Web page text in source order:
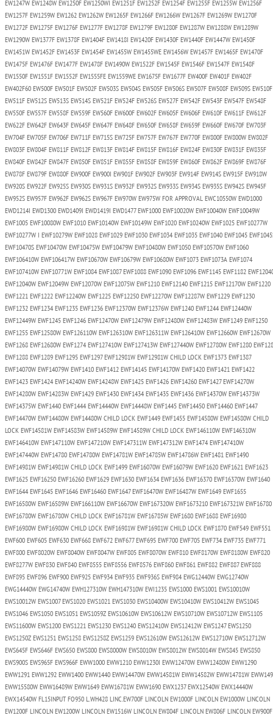
EW1247W EW1248W EW1250F EW1250WI EW1251F EW1252F EW1254F EW1255F EW1255W EW1256F
EW1257F EW1259W EW1262 EW1262W EW1265F EW1266F EW1266W EW1267F EW1269W EW1270F
EW1272F EW1275F EW1276F EW1277F EW1278F EW1279F EW1280F EW1287W EW1288W EW1289W
EW1290W EW1377F EW1378F EW1404F EW1418I EW1420F EW1430F EW1440F EW1447W EW1450F
EW1451W EW1452F EW1453F EW1454F EW1455W EW1455WE EW1456W EW1457F EW1465F EW1470F
EW1475F EW1476F EW1477F EW1478F EW1490W EW1522F EW1545F EW1546F EW1547F EW1548F
EW1550F EW1551F EW1552F EW1555FE EW1559WE EW1675F EW1677F EW400F EW401F EW402F
EW402F60 EW500F EW501F EW502F EW503S EW504S EW505F EW506S EW507F EW508F EW509S EW510F
EW511F EW512S EW513S EW514S EW521F EW524F EW526S EW527F EW542F EW543F EW547F EW548F
EW550F EW557F EW558F EW559F EW560F EW600F EW602F EW605F EW606F EW610F EW611F EW612F
EW622F EW642F EW643F EW645F EW647F EW648F EW650F EW658F EW659F EW660F EW670F EW703F
EW704F EW705F EW706F EW711F EW715S EW725F EW757F EW767F EW770F EW800F EW800W EW802F
EW803F EW804F EW811F EW812F EW813F EW814F EW815F EW816F EW824F EW830F EW831F EW835F
EW840F EW842F EW847F EW850F EW851F EW855F EW858F EW859F EW860F EW862F EW869F EW876F
EW878F EW879F EW880F EW900F EW900I EW901F EW902F EW903F EW914F EW914S EW915F EW918W
EW920S EW922F EW925S EW930S EW931S EW932F EW932S EW933S EW934S EW935S EW942S EW945F
EW952S EW957F EW962F EW962S EW967F EW970W EW975W FOR APPROVAL EWC10550W EWD1000
EWD1214I EWD1300 EWD1409I EWD1419I EWD1477 EWF1000 EWF10020W EWF10040W EWF10049W
EWF1005 EWF10080W EWF1010 EWF10140W EWF10149W EWF1020 EWF10240W EWF1025 EWF10277W
EWF10277W I EWF10279W EWF1028 EWF1029 EWF1030 EWF1034 EWF1035 EWF1040 EWF1045
EWF10470S EWF10470W EWF10475W EWF10479W EWF10480W EWF1050 EWF10570W EWF1060
EWF106410W EWF106417W EWF10670W EWF10679W EWF10680W EWF1073 EWF1073A EWF1074
EWF107410W EWF10771W EWF1084 EWF1087 EWF1088 EWF1090 EWF1096 EWF1145 EWF1182
EWF12040W EWF12049W EWF12070W EWF12075W EWF1210 EWF12140 EWF1215 EWF12170W EWF1220
EWF1221 EWF1222 EWF12240W EWF1225 EWF12250 EWF12270W EWF12287W EWF1229 EWF1230
EWF1232 EWF1234 EWF1235 EWF1236 EWF12370W EWF12376W EWF1240 EWF1244 EWF12440W
EWF12449W EWF1245 EWF1246 EWF12470W EWF12479W EWF12480W EWF12483W EWF1249 EWF1250
EWF1255 EWF12580W EWF126110W EWF126310W EWF126311W EWF126410W EWF12660W EWF12670W
EWF1268 EWF12680W EWF1274 EWF127410W EWF127413W EWF127440W EWF12780W EWF1280
EWF1288 EWF1289 EWF1295 EWF1297 EWF12981W EWF12981W CHILD LOCK EWF1373 EWF1387
EWF14070W EWF14079W EWF1410 EWF1412 EWF14145 EWF14170W EWF1420 EWF1421 EWF1422
EWF1423 EWF1424 EWF14240W EWF14248W EWF1425 EWF1426 EWF14260 EWF1427 EWF14270W
EWF14280W EWF14283W EWF1429 EWF1430 EWF1434 EWF1435 EWF1436 EWF14370W EWF14373W
EWF14375W EWF1440 EWF1444 EWF14440W EWF14448W EWF1445 EWF14450 EWF14460 EWF1447
EWF14470W EWF14480W EWF14480W CHILD LOCK EWF1449 EWF1455 EWF14580W EWF14580W CHILD
LOCK EWF14581W EWF14583W EWF14589W EWF14589W CHILD LOCK EWF146110W EWF146310W
EWF146410W EWF147110W EWF147210W EWF147311W EWF147312W EWF1474 EWF147410W
EWF147440W EWF14780 EWF14780W EWF14781W EWF14785W EWF14786W EWF1481 EWF1490
EWF14981W EWF14981W CHILD LOCK EWF1499 EWF16070W EWF16079W EWF1620 EWF1621 EWF1623
EWF1625 EWF16250 EWF16260 EWF1629 EWF1630 EWF1634 EWF1636 EWF16370 EWF16370W EWF1640
EWF1644 EWF1645 EWF1646 EWF16460 EWF1647 EWF16470W EWF16487W EWF1649 EWF1655
EWF16580W EWF16589W EWF166110W EWF16670W EWF167320W EWF1673210 EWF167321W EWF16780
EWF16780W EWF16780W CHILD LOCK EWF16781W EWF16785W EWF1680 EWF1688 EWF16980
EWF16980W EWF16980W CHILD LOCK EWF16981W EWF16981W CHILD LOCK EWF1870 EWF549 EWF551
EWF600 EWF605 EWF630 EWF668 EWF672 EWF677 EWF695 EWF700 EWF705 EWF734 EWF735 EWF771
EWF800 EWF8020W EWF8040W EWF8047W EWF805 EWF8070W EWF810 EWF8170W EWF8180W EWF820
EWF8277W EWF830 EWF840 EWF8555 EWF8556 EWF8576 EWF860 EWF861 EWF882 EWF887 EWF888
EWF895 EWF896 EWF900 EWF925 EWF934 EWF935 EWF936S EWF984 EWG12440W EWG12740W
EWG14440W EWG14740W EWH127310W EWH147310W EWI1235 EWS1000 EWS1001 EWS10010W
EWS10012W EWS1007 EWS1020 EWS1021 EWS1030 EWS10400W EWS10410W EWS10412W EWS1045
EWS1046 EWS1050 EWS1051 EWS1059Z EWS10610W EWS10612W EWS10710W EWS10712W EWS1105
EWS11600W EWS1200 EWS1221 EWS1230 EWS1240 EWS12410W EWS12412W EWS1247 EWS1250
EWS1250Z EWS1251 EWS1258 EWS1258Z EWS1259 EWS12610W EWS12612W EWS12710W EWS12712W
EWS645F EWS646F EWS650 EWS800 EWS8000W EWS8010W EWS8012W EWS8014W EWS845 EWS850
EWS900S EWS965F EWS966F EWW1000 EWW1210 EWW1230I EWW12470W EWW12480W EWW1290
EWW1291 EWW1292 EWW1400 EWW1440 EWW14470W EWW14581W EWW14582W EWW14781W
EWW15580W EWW16489W EWW1649 EWW16781W EWW1690 EWX1237 EWX12540W EWX14440W
EWX14540W FL15INPUT FO950 L.WH428 LINC.EW700F LINCOLN EW1000F LINCOLN EW1000W LINCOLN
EW1200F LINCOLN EW1200W LINCOLN EW1516W LINCOLN EW804F LINCOLN EW806F LINCOLN EW900F